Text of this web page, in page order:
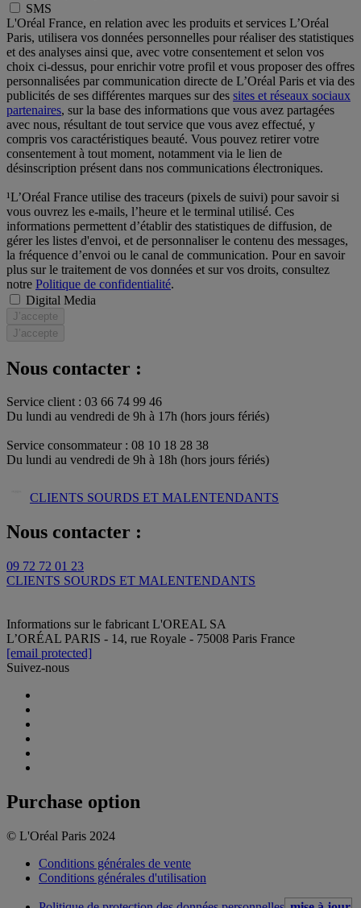
SMS
L'Oréal France, en relation avec les produits et services L’Oréal
Paris, utilisera vos données personnelles pour réaliser des statistiques
et des analyses ainsi que, avec votre consentement et selon vos
choix ci-dessus, pour enrichir votre profil et vous proposer des offres
personnalisées par communication directe de L’Oréal Paris et via des
publicités de ses différentes marques sur des sites et réseaux sociaux
partenaires, sur la base des informations que vous avez partagées
avec nous, résultant de tout service que vous avez effectué, y
compris vos caractéristiques beauté. Vous pouvez retirer votre
consentement à tout moment, notamment via le lien de
désinscription présent dans nos communications électroniques.
¹L’Oréal France utilise des traceurs (pixels de suivi) pour savoir si
vous ouvrez les e-mails, l’heure et le terminal utilisé. Ces
informations permettent d’établir des statistiques de diffusion, de
gérer les listes d'envoi, et de personnaliser le contenu des messages,
la fréquence d’envoi ou le canal de communication. Pour en savoir
plus sur le traitement de vos données et sur vos droits, consultez
notre Politique de confidentialité.
Digital Media
J’accepte
J’accepte
Nous contacter :
Service client : 03 66 74 99 46
Du lundi au vendredi de 9h à 17h (hors jours fériés)​
Service consommateur : 08 10 18 28 38
Du lundi au vendredi de 9h à 18h (hors jours fériés)
CLIENTS SOURDS ET MALENTENDANTS
Nous contacter :
09 72 72 01 23
CLIENTS SOURDS ET MALENTENDANTS
Informations sur le fabricant L'OREAL SA
L’ORÉAL PARIS - 14, rue Royale - 75008 Paris France
[email protected]
Suivez-nous
Purchase option
© L'Oréal Paris 2024
Conditions générales de vente
Conditions générales d'utilisation